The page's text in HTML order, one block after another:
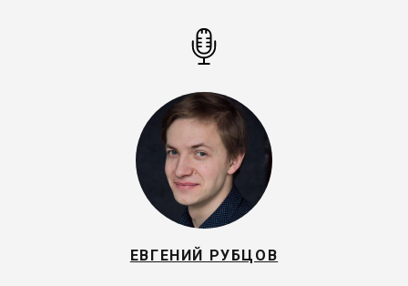
ЕВГЕНИЙ РУБЦОВ